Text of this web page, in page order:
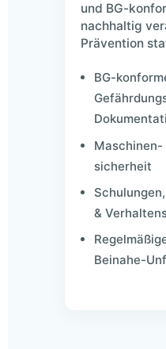
und BG-
nachhaltig
Prävention
BG-
sicherheit
&
Beinahe-